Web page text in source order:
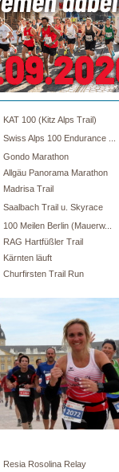
KAT 100 (Kitz Alps Trail)
Swiss Alps 100 Endurance ...
Gondo Marathon
Allgäu Panorama Marathon
Madrisa Trail
Saalbach Trail u. Skyrace
100 Meilen Berlin (Mauerw...
RAG Hartfüßler Trail
Kärnten läuft
Churfirsten Trail Run
Resia Rosolina Relay